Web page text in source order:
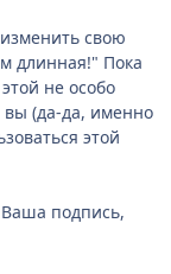
свою
длинная!" Пока
не особо
(да-да, именно
этой
подпись,